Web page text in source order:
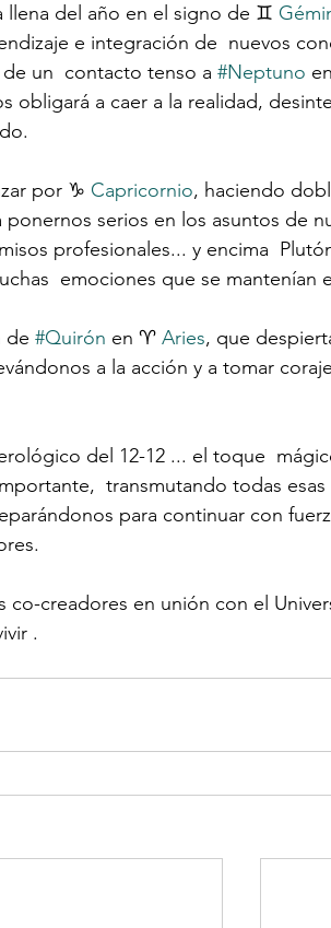
del año en el signo de ♊️
e integración de  nuevos
un  contacto tenso a #Neptuno
obligará a caer a la realidad,
por ♑️ Capricornio, haciendo
ponernos serios en los asuntos de
profesionales... y encima
emociones que se mantenían
de #Quirón en ♈ Aries, que
a la acción y a tomar
del 12-12 ... el toque
transmutando todas
para continuar con
creadores en unión con el
.